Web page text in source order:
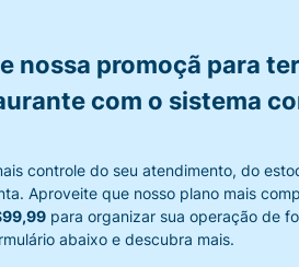
nossa promoçã para
com o sistema
controle do seu atendimento, do
Aproveite que nosso plano mais
para organizar sua operação de
abaixo e descubra mais.